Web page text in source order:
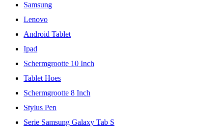
Samsung
Lenovo
Android Tablet
Ipad
Schermgrootte 10 Inch
Tablet Hoes
Schermgrootte 8 Inch
Stylus Pen
Serie Samsung Galaxy Tab S